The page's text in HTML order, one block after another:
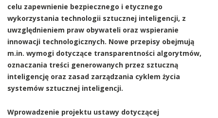
celu zapewnienie bezpiecznego i etycznego
wykorzystania technologii sztucznej inteligencji, z
uwzględnieniem praw obywateli oraz wspieranie
innowacji technologicznych. Nowe przepisy obejmują
m.in. wymogi dotyczące transparentności algorytmów,
oznaczania treści generowanych przez sztuczną
inteligencję oraz zasad zarządzania cyklem życia
systemów sztucznej inteligencji.
Wprowadzenie projektu ustawy dotyczącej